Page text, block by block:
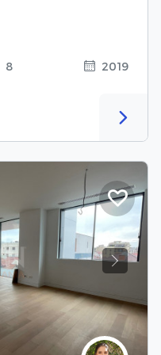
8 2019
Next